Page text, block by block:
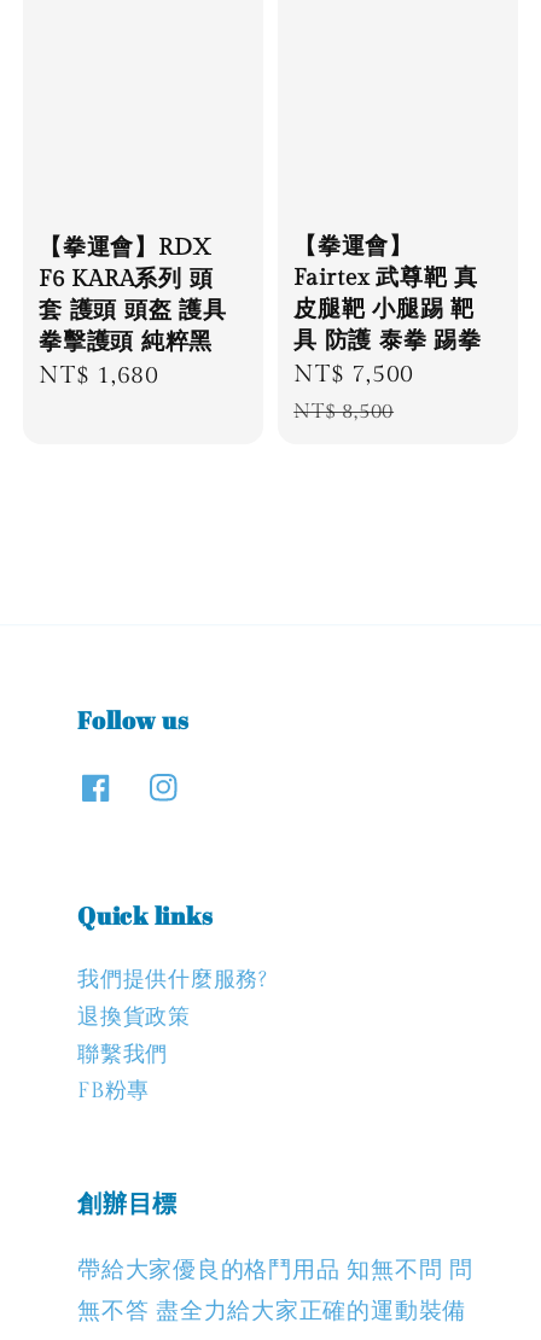
【拳運會】RDX
F6 KARA系列 頭
套 護頭 頭盔 護具
拳擊護頭 純粹黑
Regular
NT$ 1,680
【拳運會】
Fairtex 武尊靶 真
皮腿靶 小腿踢 靶
具 防護 泰拳 踢拳
Sale
price
NT$ 7,500
NT$ 8,500
Follow us
Quick links
我們提供什麼服務?
退換貨政策
聯繫我們
FB粉專
創辦目標
帶給大家優良的格鬥用品 知無不問 問
無不答 盡全力給大家正確的運動裝備